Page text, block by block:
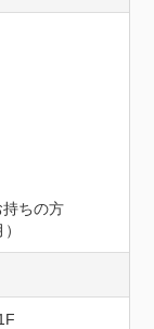
持ちの方